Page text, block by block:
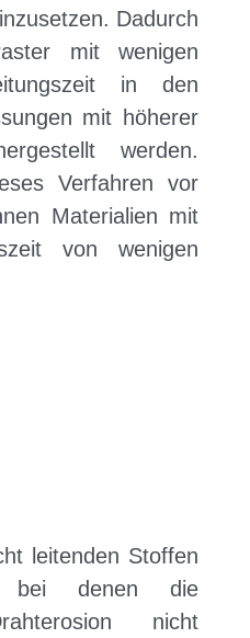
Dadurch
mit wenigen
in den
mit höherer
werden.
Verfahren vor
Materialien mit
von wenigen
leitenden Stoffen
bei denen die
nicht